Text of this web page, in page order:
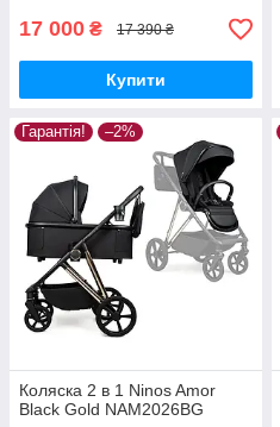
17 000 ₴ 17 390 ₴
Купити
Гарантія! –2%
Коляска 2 в 1 Ninos Amor
Black Gold NAM2026BG